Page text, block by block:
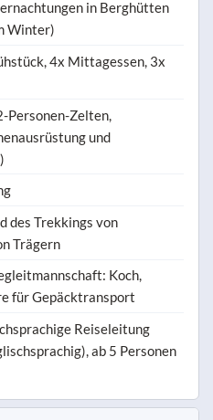
in Berghütten
Winter)
4x Mittagessen, 3x
Personen-Zelten,
und
des Trekkings von
Trägern
Koch,
für Gepäcktransport
Reiseleitung
ab 5 Personen